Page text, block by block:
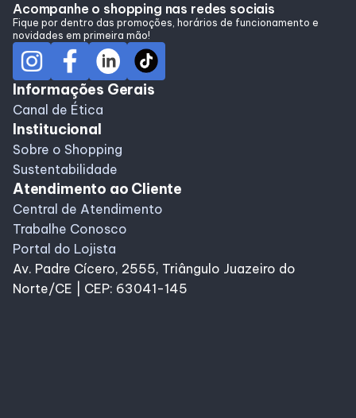
Acompanhe o shopping nas redes sociais
Fique por dentro das promoções, horários de funcionamento e
novidades em primeira mão!
Informações Gerais
Canal de Ética
Institucional
Sobre o Shopping
Sustentabilidade
Atendimento ao Cliente
Central de Atendimento
Trabalhe Conosco
Portal do Lojista
Av. Padre Cícero, 2555, Triângulo Juazeiro do
Norte/CE | CEP: 63041-145